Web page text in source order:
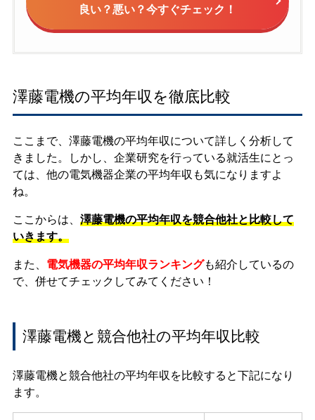
良い？悪い？今すぐチェック！
澤藤電機の平均年収を徹底比較
ここまで、澤藤電機の平均年収について詳しく分析して
きました。しかし、企業研究を行っている就活生にとっ
ては、他の電気機器企業の平均年収も気になりますよ
ね。
ここからは、 澤藤電機の平均年収を競合他社と比較して
いきます。
また、 電気機器の平均年収ランキングも紹介しているの
で、併せてチェックしてみてください！
澤藤電機と競合他社の平均年収比較
澤藤電機と競合他社の平均年収を比較すると下記になり
ます。